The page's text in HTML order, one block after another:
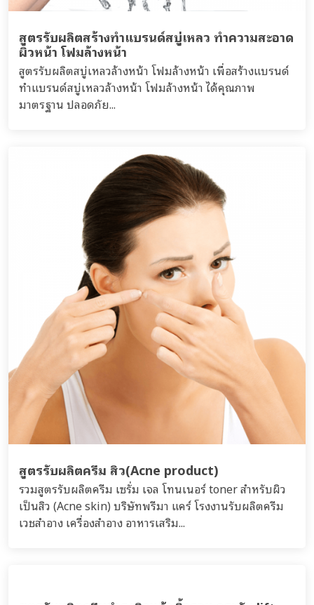
สูตรรับผลิตสร้างทำแบรนด์สบู่เหลว ทำความสะอาด
ผิวหน้า โฟมล้างหน้า
สูตรรับผลิตสบู่เหลวล้างหน้า โฟมล้างหน้า เพื่อสร้างแบรนด์
ทำแบรนด์สบู่เหลวล้างหน้า โฟมล้างหน้า ได้คุณภาพ
มาตรฐาน ปลอดภัย...
สูตรรับผลิตครีม สิว(Acne product)
รวมสูตรรับผลิตครีม เซรั่ม เจล โทนเนอร์ toner สำหรับผิว
เป็นสิว (Acne skin) บริษัทพรีมา แคร์ โรงงานรับผลิตครีม
เวชสำอาง เครื่องสำอาง อาหารเสริม...